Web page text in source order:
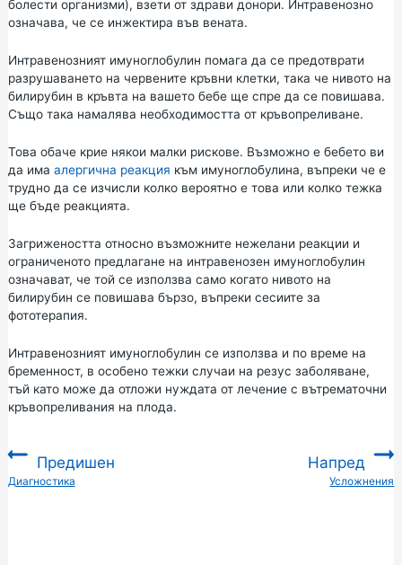
болести организми), взети от здрави донори. Интравенозно
означава, че се инжектира във вената.
Интравенозният имуноглобулин помага да се предотврати
разрушаването на червените кръвни клетки, така че нивото на
билирубин в кръвта на вашето бебе ще спре да се повишава.
Също така намалява необходимостта от кръвопреливане.
Това обаче крие някои малки рискове. Възможно е бебето ви
да има алергична реакция към имуноглобулина, въпреки че е
трудно да се изчисли колко вероятно е това или колко тежка
ще бъде реакцията.
Загрижеността относно възможните нежелани реакции и
ограниченото предлагане на интравенозен имуноглобулин
означават, че той се използва само когато нивото на
билирубин се повишава бързо, въпреки сесиите за
фототерапия.
Интравенозният имуноглобулин се използва и по време на
бременност, в особено тежки случаи на резус заболяване,
тъй като може да отложи нуждата от лечение с вътрематочни
кръвопреливания на плода.
Предишен
:Диагностика
Напред
Усложнения